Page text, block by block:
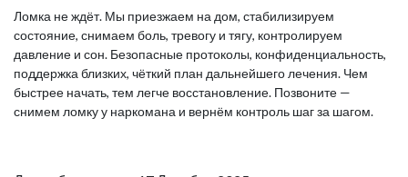
Ломка не ждёт. Мы приезжаем на дом, стабилизируем
состояние, снимаем боль, тревогу и тягу, контролируем
давление и сон. Безопасные протоколы, конфиденциальность,
поддержка близких, чёткий план дальнейшего лечения. Чем
быстрее начать, тем легче восстановление. Позвоните —
снимем ломку у наркомана и вернём контроль шаг за шагом.